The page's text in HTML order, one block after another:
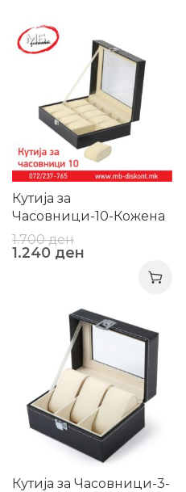
-27%
Кутија за
Часовници-10-Кожена
1.700ден
1.240 ден
Кутија за Часовници-3-